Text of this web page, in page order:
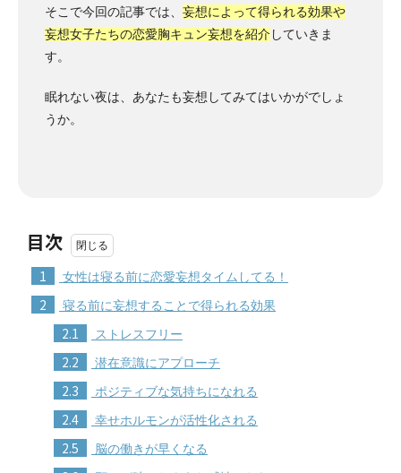
そこで今回の記事では、 妄想によって得られる効果や
妄想女子たちの恋愛胸キュン妄想を紹介 していきま
す。
眠れない夜は、あなたも妄想してみてはいかがでしょ
うか。
目次
1 女性は寝る前に恋愛妄想タイムしてる！
2 寝る前に妄想することで得られる効果
2.1 ストレスフリー
2.2 潜在意識にアプローチ
2.3 ポジティブな気持ちになれる
2.4 幸せホルモンが活性化される
2.5 脳の働きが早くなる